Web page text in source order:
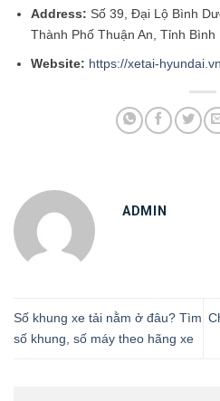
Address: Số 39, Đại Lộ Bình
Thành Phố Thuận An, Tỉnh Bình
Website: https://xetai-
ADMIN
Số khung xe tải nằm ở đâu? Tìm
số khung, số máy theo hãng xe